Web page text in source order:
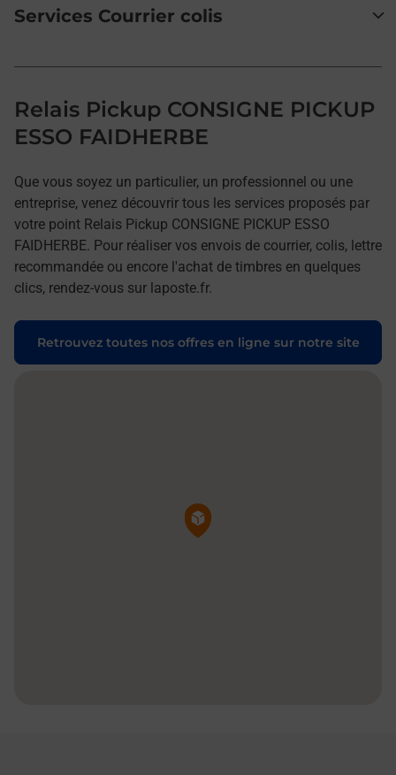
Services Courrier colis
Relais Pickup CONSIGNE PICKUP
ESSO FAIDHERBE
Que vous soyez un particulier, un professionnel ou une
entreprise, venez découvrir tous les services proposés par
votre point Relais Pickup CONSIGNE PICKUP ESSO
FAIDHERBE. Pour réaliser vos envois de courrier, colis, lettre
recommandée ou encore l'achat de timbres en quelques
clics, rendez-vous sur laposte.fr.
Retrouvez toutes nos offres en ligne sur notre site
Pin de la carte